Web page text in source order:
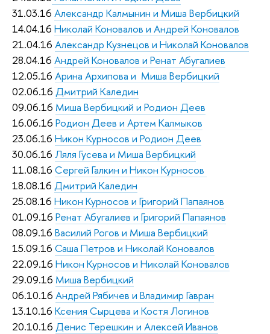
31.03.16 Александр Калмынин и Миша Вербицкий
14.04.16 Николай Коновалов и Андрей Коновалов
21.04.16 Александр Кузнецов и Николай Коновалов
28.04.16 Андрей Коновалов и Ренат Абугалиев
12.05.16 Арина Архипова и Миша Вербицкий
02.06.16 Дмитрий Каледин
09.06.16 Миша Вербицкий и Родион Деев
16.06.16 Родион Деев и Артем Калмыков
23.06.16 Никон Курносов и Родион Деев
30.06.16 Ляля Гусева и Миша Вербицкий
11.08.16 Сергей Галкин и Никон Курносов
18.08.16 Дмитрий Каледин
25.08.16 Никон Курносов и Григорий Папаянов
01.09.16 Ренат Абугалиев и Григорий Папаянов
08.09.16 Василий Рогов и Миша Вербицкий
15.09.16 Саша Петров и Николай Коновалов
22.09.16 Никон Курносов и Николай Коновалов
29.09.16 Миша Вербицкий
06.10.16 Андрей Рябичев и Владимир Гавран
13.10.16 Ксения Сырцева и Костя Логинов
20.10.16 Денис Терешкин и Алексей Иванов